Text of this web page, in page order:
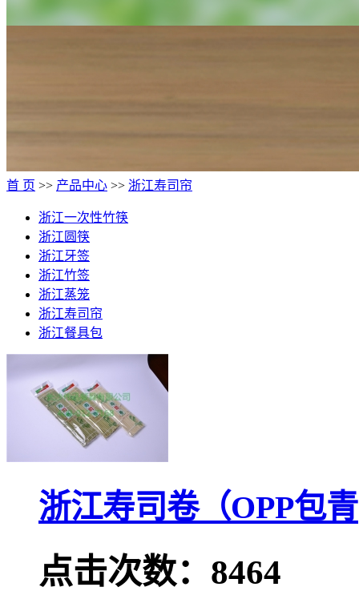
首 页 >> 产品中心 >> 浙江寿司帘
浙江一次性竹筷
浙江圆筷
浙江牙签
浙江竹签
浙江蒸笼
浙江寿司帘
浙江餐具包
浙江寿司卷（OPP包青
点击次数：8464